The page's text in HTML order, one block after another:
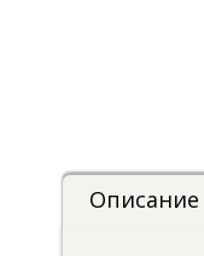
Описание